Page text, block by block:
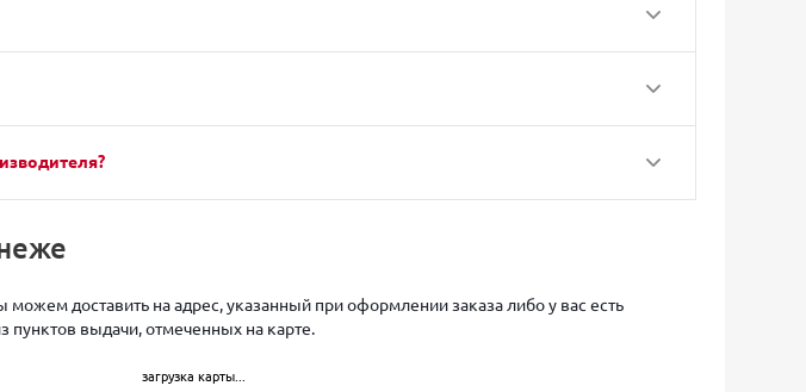
доставить на адрес, указанный при оформлении заказа либо у вас есть
пунктов выдачи, отмеченных на карте.
загрузка карты...